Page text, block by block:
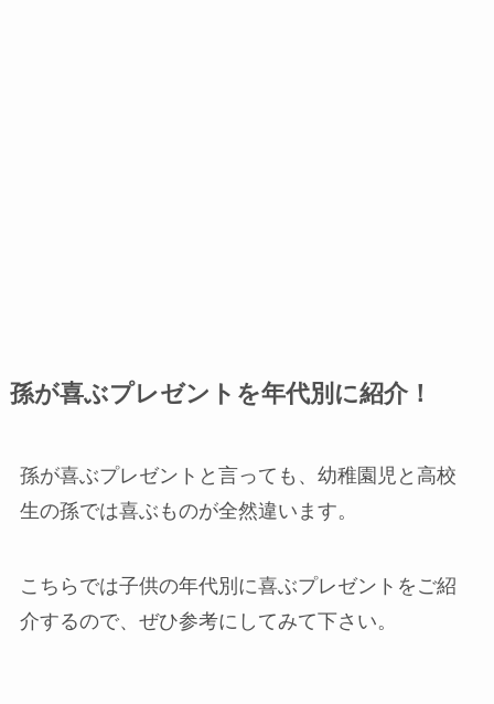
孫が喜ぶプレゼントを年代別に紹介！
孫が喜ぶプレゼントと言っても、幼稚園児と高校
生の孫では喜ぶものが全然違います。
こちらでは子供の年代別に喜ぶプレゼントをご紹
介するので、ぜひ参考にしてみて下さい。